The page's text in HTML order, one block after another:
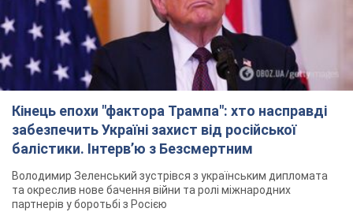
Кінець епохи "фактора Трампа": хто насправді
забезпечить Україні захист від російської
балістики. Інтерв’ю з Безсмертним
Володимир Зеленський зустрівся з українським дипломата
та окреслив нове бачення війни та ролі міжнародних
партнерів у боротьбі з Росією